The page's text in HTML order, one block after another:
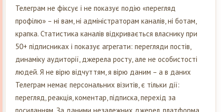
Телеграм не фіксує і не показує подію «перегляд
профілю» – ні вам, ні адміністраторам каналів, ні ботам,
крапка. Статистика каналів відкривається власнику при
50+ підписниках і показує агрегати: перегляди постів,
динаміку аудиторії, джерела росту, але не особистості
людей. Я не вірю відчуттям, я вірю даним – а в даних
Телеграм немає персональних візитів, є тільки дії:
перегляд, реакція, коментар, підписка, перехід за